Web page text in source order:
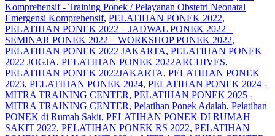
Komprehensif - Training Ponek / Pelayanan Obstetri Neonatal
Emergensi Komprehensif, PELATIHAN PONEK 2022,
PELATIHAN PONEK 2022 – JADWAL PONEK 2022 –
SEMINAR PONEK 2022 – WORKSHOP PONEK 2022,
PELATIHAN PONEK 2022 JAKARTA, PELATIHAN PONEK
2022 JOGJA, PELATIHAN PONEK 2022ARCHIVES,
PELATIHAN PONEK 2022JAKARTA, PELATIHAN PONEK
2023, PELATIHAN PONEK 2024, PELATIHAN PONEK 2024 -
MITRA TRAINING CENTER, PELATIHAN PONEK 2025 -
MITRA TRAINING CENTER, Pelatihan Ponek Adalah, Pelatihan
PONEK di Rumah Sakit, PELATIHAN PONEK DI RUMAH
SAKIT 2022, PELATIHAN PONEK RS 2022, PELATIHAN